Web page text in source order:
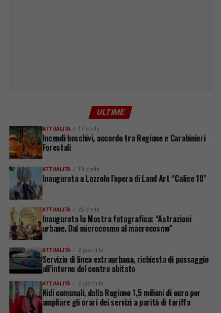
ULTIME
ATTUALITÀ 17 ore fa
Incendi boschivi, accordo tra Regione e Carabinieri
Forestali
ATTUALITÀ 19 ore fa
Inaugurata a Lozzolo l’opera di Land Art “Calice 10”
ATTUALITÀ 23 ore fa
Inaugurata la Mostra fotografica: “Astrazioni
urbane. Dal microcosmo al macrocosmo”
ATTUALITÀ 2 giorni fa
Servizio di linea extraurbana, richiesta di passaggio
all’interno del centro abitato
ATTUALITÀ 2 giorni fa
Nidi comunali, dalla Regione 1,5 milioni di euro per
ampliare gli orari dei servizi a parità di tariffa